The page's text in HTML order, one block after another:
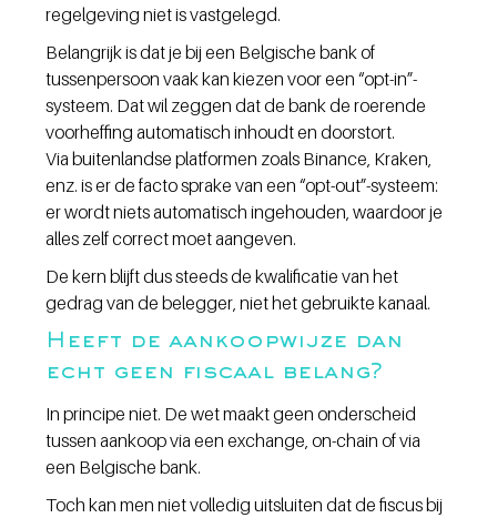
regelgeving niet is vastgelegd.
Belangrijk is dat je bij een Belgische bank of
tussenpersoon vaak kan kiezen voor een “opt-in”-
systeem. Dat wil zeggen dat de bank de roerende
voorheffing automatisch inhoudt en doorstort.
Via buitenlandse platformen zoals Binance, Kraken,
enz. is er de facto sprake van een “opt-out”-systeem:
er wordt niets automatisch ingehouden, waardoor je
alles zelf correct moet aangeven.
De kern blijft dus steeds de kwalificatie van het
gedrag van de belegger, niet het gebruikte kanaal.
Heeft de aankoopwijze dan
echt geen fiscaal belang?
In principe niet. De wet maakt geen onderscheid
tussen aankoop via een exchange, on-chain of via
een Belgische bank.
Toch kan men niet volledig uitsluiten dat de fiscus bij